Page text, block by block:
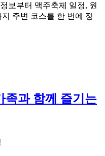
보부터 맥주축제 일정, 원
주변 코스를 한 번에 정
족과 함께 즐기는